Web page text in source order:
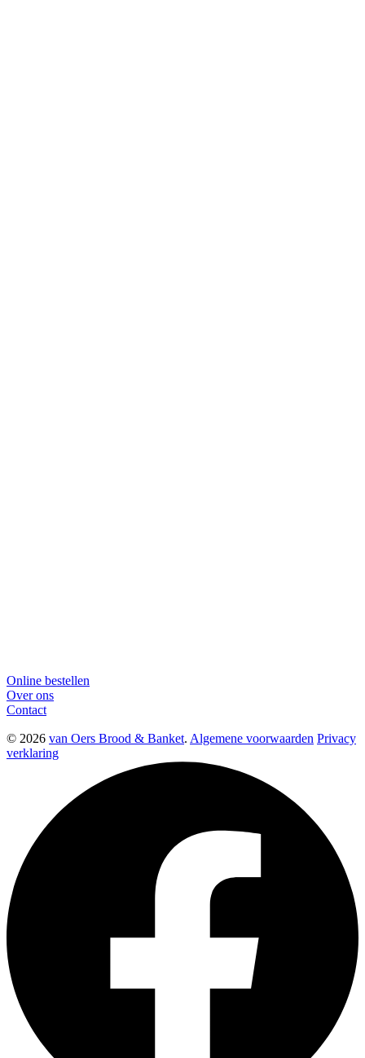
Online bestellen
Over ons
Contact
© 2026 van Oers Brood & Banket. Algemene voorwaarden Privacy
verklaring